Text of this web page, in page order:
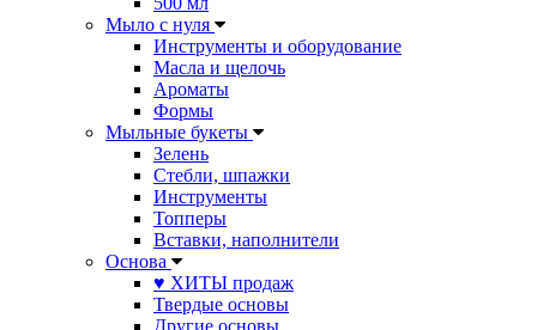
Мыло с нуля
Инструменты и оборудование
Масла и щелочь
Ароматы
Формы
Мыльные букеты
Зелень
Стебли, шпажки
Инструменты
Топперы
Вставки, наполнители
Основа
♥ ХИТЫ продаж
Твердые основы